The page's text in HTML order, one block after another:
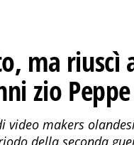
ma riuscì
zio
video makers
della seconda